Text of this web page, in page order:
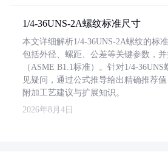
1/4-36UNS-2A螺纹标准尺寸
本文详细解析1/4-36UNS-2A螺纹的标
包括外径、螺距、公差等关键参数，
（ASME B1.1标准）。针对1/4-
见疑问，通过公式推导给出精确推荐
附加工艺建议与扩展知识。
2026年8月4日